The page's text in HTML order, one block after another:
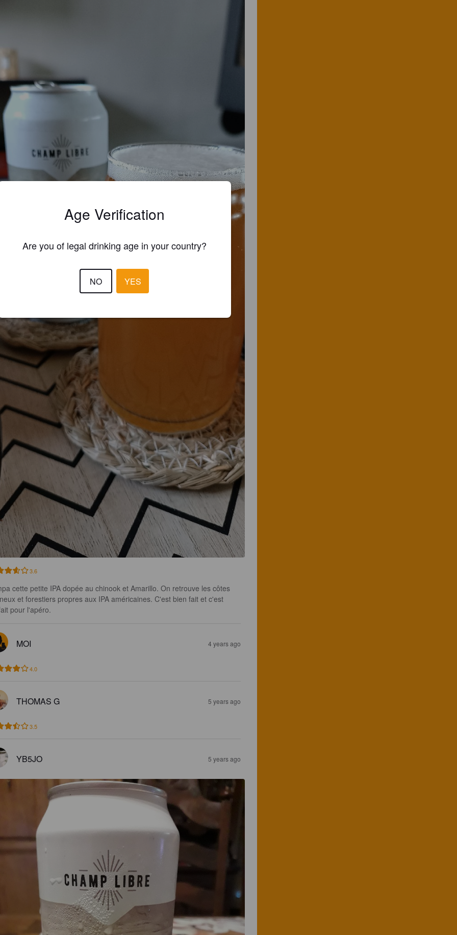
3.6
cette petite IPA dopée au chinook et Amarillo. On retrouve les côtes
et forestiers propres aux IPA américaines. C'est bien fait et c'est
pour l'apéro.
MOI 4 years ago
4.0
THOMAS G 5 years ago
3.5
YB5JO 5 years ago
Age Verification
Are you of legal drinking age in your country?
NO YES